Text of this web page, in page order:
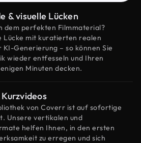
& visuelle Lücken
dem perfekten Filmmaterial?
Lücke mit kuratierten realen
KI-Generierung – so können Sie
wieder entfesseln und Ihren
Minuten decken.
von Coverr ist auf sofortige
Unsere vertikalen und
helfen Ihnen, in den ersten
zu erregen und sich